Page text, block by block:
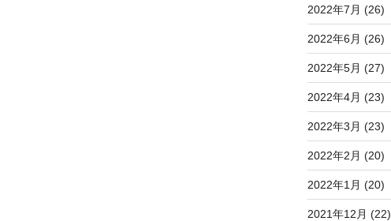
2022年7月 (26)
2022年6月 (26)
2022年5月 (27)
2022年4月 (23)
2022年3月 (23)
2022年2月 (20)
2022年1月 (20)
2021年12月 (22)